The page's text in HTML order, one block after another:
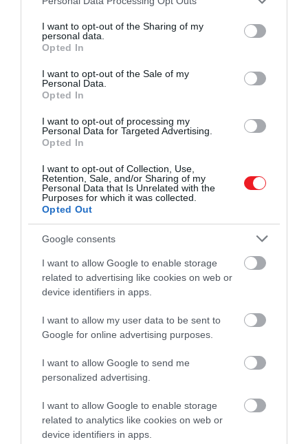
not limited to your visit or usage behaviour. You may click to
grant or deny consent to Google and its third-party tags to
use your data for below specified purposes in below Google
consent section.
I want to opt-out of the Sharing of my
personal data.
Opted In
I want to opt-out of the Sale of my
Personal Data.
Opted In
I want to opt-out of processing my
Personal Data for Targeted Advertising.
Opted In
I want to opt-out of Collection, Use,
Retention, Sale, and/or Sharing of my
Personal Data that Is Unrelated with the
Purposes for which it was collected.
Opted Out
Google consents
I want to allow Google to enable storage
related to advertising like cookies on web or
device identifiers in apps.
I want to allow my user data to be sent to
Google for online advertising purposes.
I want to allow Google to send me
personalized advertising.
I want to allow Google to enable storage
related to analytics like cookies on web or
device identifiers in apps.
változik, hogy a hagyományos évszak
fogalma már nem tükrözi a mindennapi
2025. AUGUSZTUS 1. ● HAMU ÉS GYÉMÁNT
A tudósok szerint új évszakok
jelennek meg a
klímaváltozás…